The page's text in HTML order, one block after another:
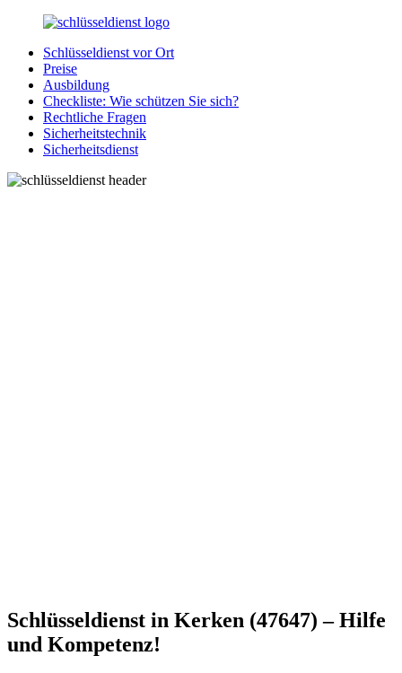
Zurück
Inhalt
SchluesseldienstDirekt.de
Ihre
Notlage
wird
gelöst!
Schlüsseldienst vor Ort
Preise
Ausbildung
Checkliste: Wie schützen Sie sich?
Rechtliche Fragen
Sicherheitstechnik
Sicherheitsdienst
Schlüsseldienst in Kerken (47647) – Hilfe
und Kompetenz!